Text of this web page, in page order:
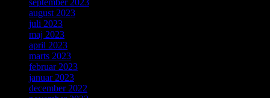
september 2023
august 2023
juli 2023
maj 2023
april 2023
marts 2023
februar 2023
januar 2023
december 2022